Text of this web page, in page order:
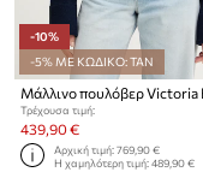
-10%
-5% ΜΕ ΚΩΔΙΚΟ: TAN
Τρέχουσα τιμή:
439,90 €
Αρχική τιμή:769,90 €
Η χαμηλότερη τιμή:489,90 €